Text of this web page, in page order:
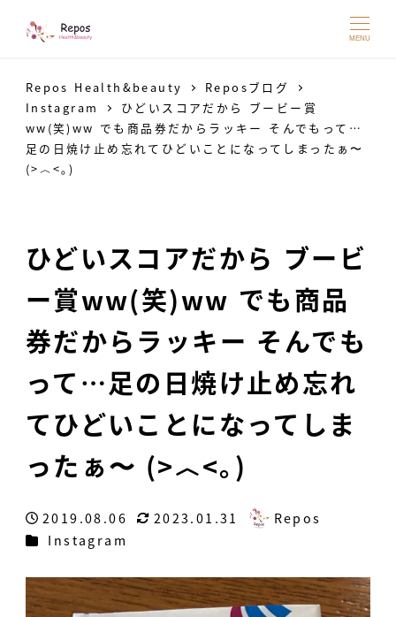
MENU
Repos Health&beauty
Reposブログ
Instagram
ひどいスコアだから ブービー賞
ww(笑)ww でも商品券だからラッキー そんでもって…
足の日焼け止め忘れてひどいことになってしまったぁ〜
(>︿<｡)
ひどいスコアだから ブービ
ー賞ww(笑)ww でも商品
券だからラッキー そんでも
って…足の日焼け止め忘れ
てひどいことになってしま
ったぁ〜 (>︿<｡)
投稿日
2019.08.06
更新日
2023.01.31
著
Repos
カテゴリー
Instagram